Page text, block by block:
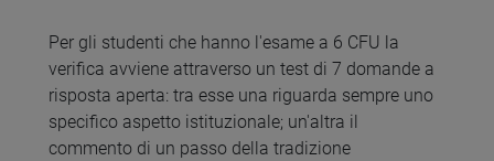
Per gli studenti che hanno l'esame a 6 CFU la
verifica avviene attraverso un test di 7 domande a
risposta aperta: tra esse una riguarda sempre uno
specifico aspetto istituzionale; un'altra il
commento di un passo della tradizione